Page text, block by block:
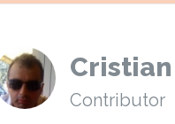
Contributor